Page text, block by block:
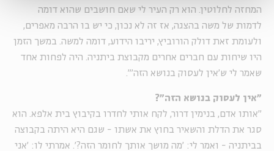
המחזה לחלוטין. הוא רק העיר לי שאם חושבים שהוא דומה
לדמות של משה בהצגה, אז זה לא נכון, כי יש בו הרבה מאפרים,
ולעומת זאת דולק הורוביץ, יריבו הידוע, דומה למשה. במשך הזמן
היו שיחות עם חברים אחרים מקבוצת ביתניה. היה לפחות אחד
שאמר לי ש'אין לעסוק בנושא הזה'".
"אין לעסוק בנושא הזה"?
"אותו אדם, בנימין דרור, לקח אותי לחדרו בקיבוץ בית אלפא. הוא
סגר את הדלת והשאיר בחוץ את אשתו - שגם היא היתה בקבוצה
בביתניה - ואמר לי: 'מה מושך אותך לחומר הזה?'. אמרתי לו: 'אני